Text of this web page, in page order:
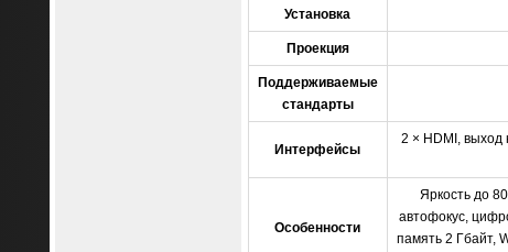
Установка
Проекция
Поддерживаемые
стандарты
Интерфейсы
2 × HDMI, выход
Особенности
Яркость до
автофокус,
память 2 Гбайт,